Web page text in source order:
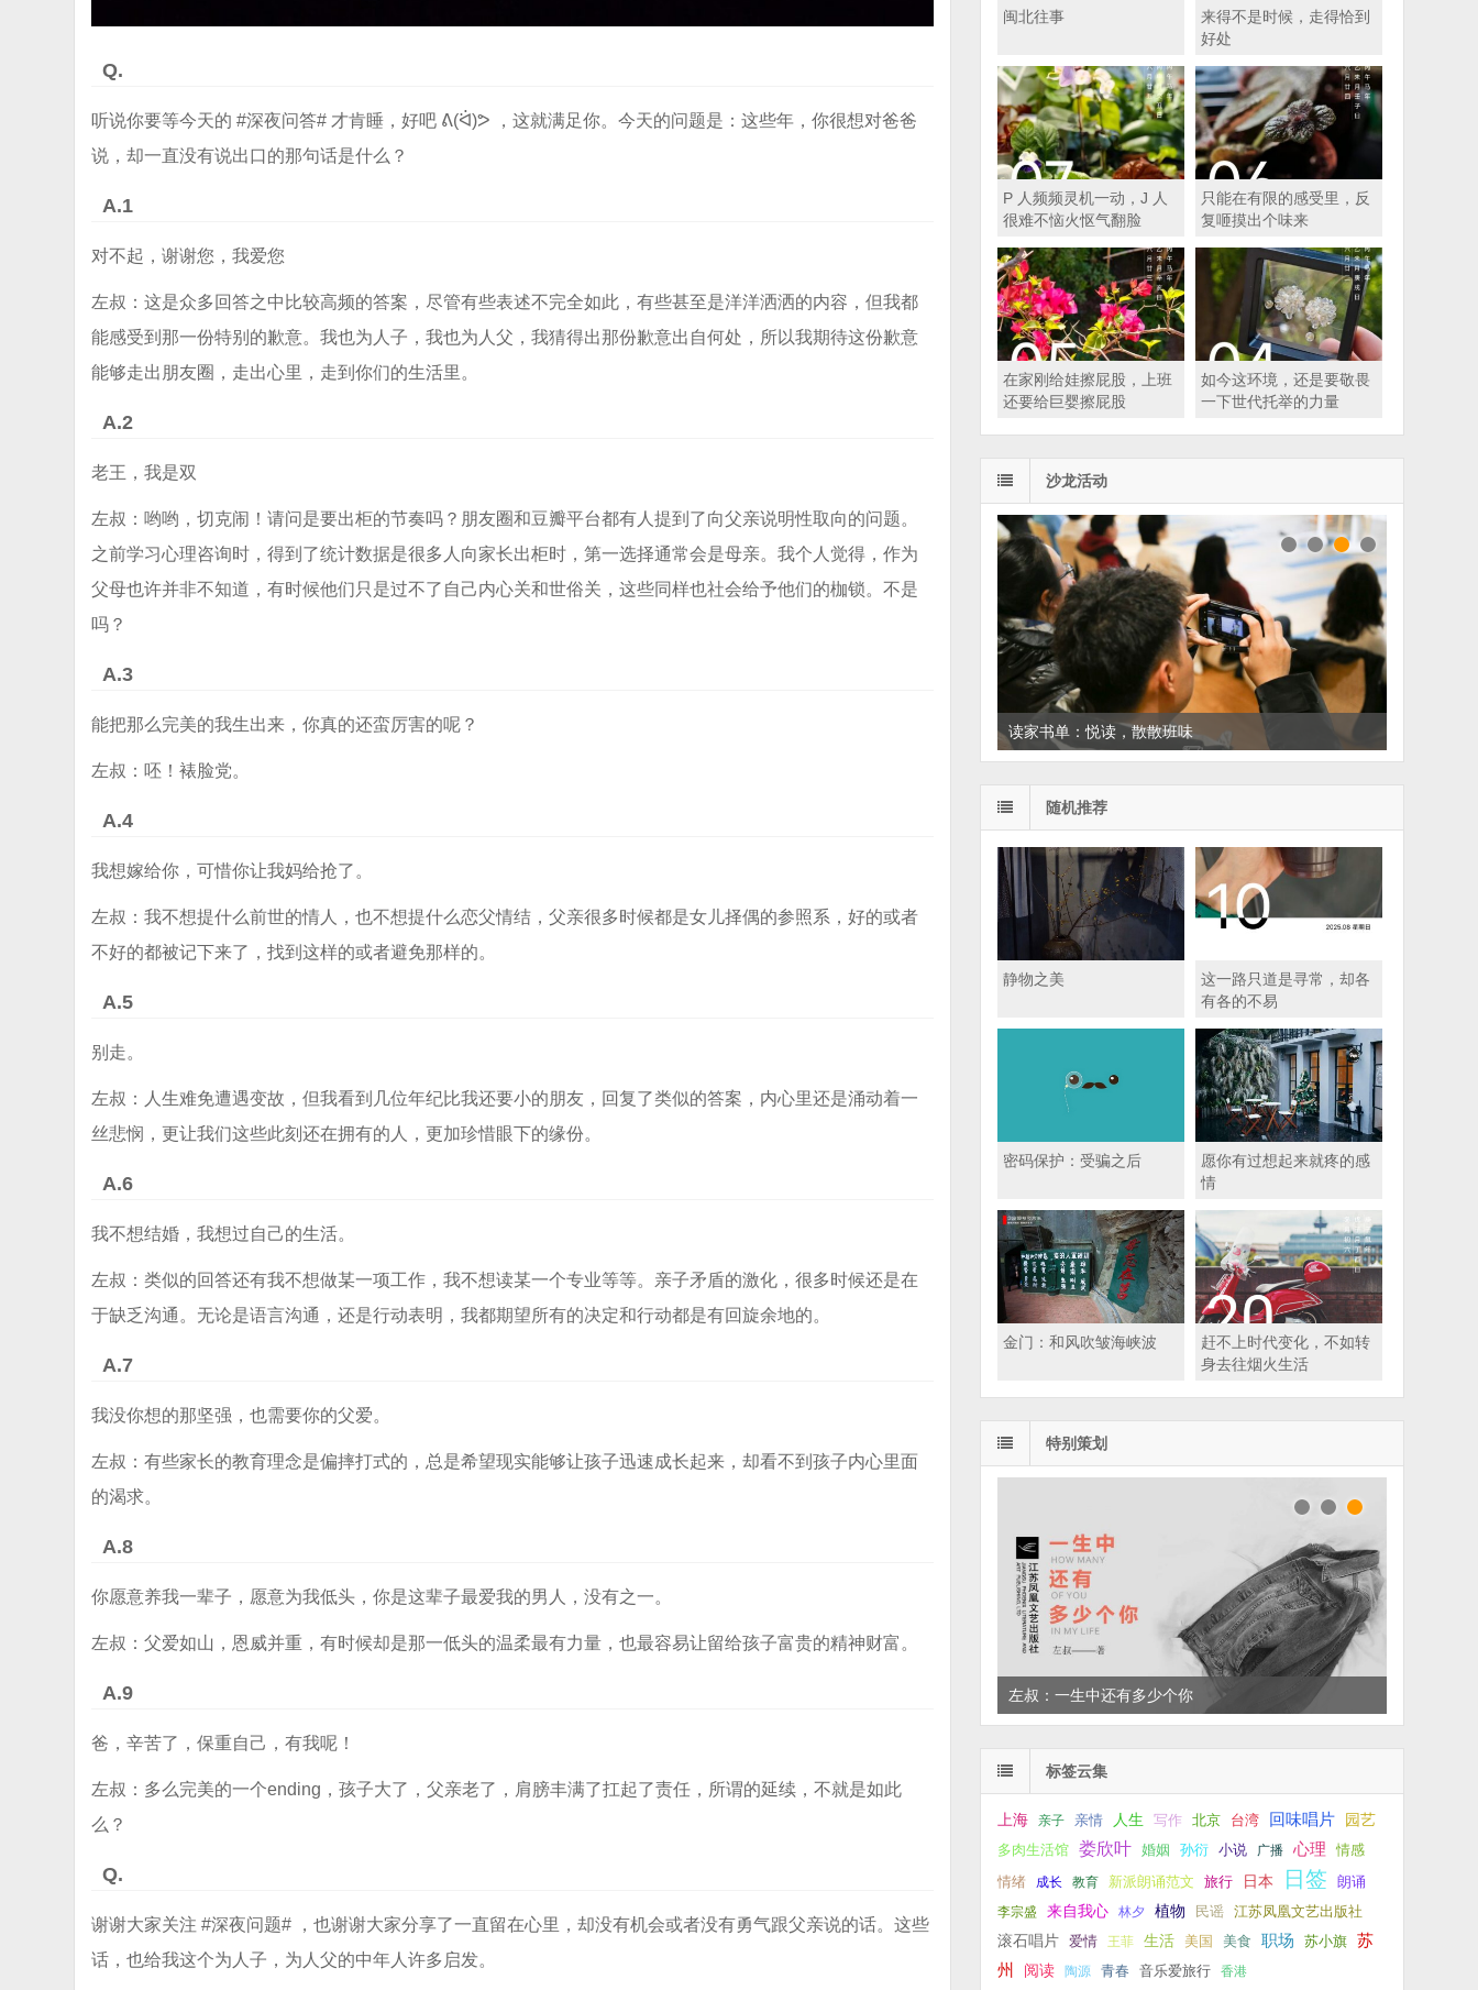
Q.
听说你要等今天的 #深夜问答# 才肯睡，好吧 ᕕ(ᐛ)ᕗ ，这就满足你。今天的问题是：这些年，你很想对爸爸
说，却一直没有说出口的那句话是什么？
A.1
对不起，谢谢您，我爱您
左叔：这是众多回答之中比较高频的答案，尽管有些表述不完全如此，有些甚至是洋洋洒洒的内容，但我都
能感受到那一份特别的歉意。我也为人子，我也为人父，我猜得出那份歉意出自何处，所以我期待这份歉意
能够走出朋友圈，走出心里，走到你们的生活里。
A.2
老王，我是双
左叔：哟哟，切克闹！请问是要出柜的节奏吗？朋友圈和豆瓣平台都有人提到了向父亲说明性取向的问题。
之前学习心理咨询时，得到了统计数据是很多人向家长出柜时，第一选择通常会是母亲。我个人觉得，作为
父母也许并非不知道，有时候他们只是过不了自己内心关和世俗关，这些同样也社会给予他们的枷锁。不是
吗？
A.3
能把那么完美的我生出来，你真的还蛮厉害的呢？
左叔：呸！裱脸党。
A.4
我想嫁给你，可惜你让我妈给抢了。
左叔：我不想提什么前世的情人，也不想提什么恋父情结，父亲很多时候都是女儿择偶的参照系，好的或者
不好的都被记下来了，找到这样的或者避免那样的。
A.5
别走。
左叔：人生难免遭遇变故，但我看到几位年纪比我还要小的朋友，回复了类似的答案，内心里还是涌动着一
丝悲悯，更让我们这些此刻还在拥有的人，更加珍惜眼下的缘份。
A.6
我不想结婚，我想过自己的生活。
左叔：类似的回答还有我不想做某一项工作，我不想读某一个专业等等。亲子矛盾的激化，很多时候还是在
于缺乏沟通。无论是语言沟通，还是行动表明，我都期望所有的决定和行动都是有回旋余地的。
A.7
我没你想的那坚强，也需要你的父爱。
左叔：有些家长的教育理念是偏摔打式的，总是希望现实能够让孩子迅速成长起来，却看不到孩子内心里面
的渴求。
A.8
你愿意养我一辈子，愿意为我低头，你是这辈子最爱我的男人，没有之一。
左叔：父爱如山，恩威并重，有时候却是那一低头的温柔最有力量，也最容易让留给孩子富贵的精神财富。
A.9
爸，辛苦了，保重自己，有我呢！
左叔：多么完美的一个ending，孩子大了，父亲老了，肩膀丰满了扛起了责任，所谓的延续，不就是如此
么？
Q.
谢谢大家关注 #深夜问题# ，也谢谢大家分享了一直留在心里，却没有机会或者没有勇气跟父亲说的话。这些
话，也给我这个为人子，为人父的中年人许多启发。
闽北往事
来得不是时候，走得恰到
好处
P 人频频灵机一动，J 人
很难不恼火怄气翻脸
只能在有限的感受里，反
复咂摸出个味来
在家刚给娃擦屁股，上班
还要给巨婴擦屁股
如今这环境，还是要敬畏
一下世代托举的力量
沙龙活动
读家书单：悦读，散散班味
随机推荐
静物之美
这一路只道是寻常，却各
有各的不易
密码保护：受骗之后
愿你有过想起来就疼的感
情
金门：和风吹皱海峡波
赶不上时代变化，不如转
身去往烟火生活
特别策划
左叔：一生中还有多少个你
标签云集
上海 亲子 亲情 人生 写作 北京 台湾 回味唱片 园艺
多肉生活馆 娄欣叶 婚姻 孙衍 小说 广播 心理 情感
情绪 成长 教育 新派朗诵范文 旅行 日本 日签 朗诵
李宗盛 来自我心 林夕 植物 民谣
江苏凤凰文艺出版社
滚石唱片
爱情 王菲 生活 美国 美食 职场 苏小旗
苏
州
阅读 陶源 青春 音乐爱旅行 香港